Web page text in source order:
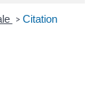
> Citation